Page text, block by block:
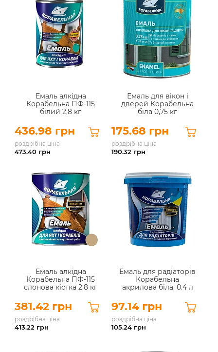
Емаль алкідна
Корабельна ПФ-115
білий 2,8 кг
436.98 грн
роздрібна ціна
473.40 грн
Емаль для вікон і
дверей Корабельна
біла 0,75 кг
175.68 грн
роздрібна ціна
190.32 грн
Емаль алкідна
Корабельна ПФ-115
слонова кістка 2,8 кг
381.42 грн
роздрібна ціна
413.22 грн
Емаль для радіаторів
Корабельна
акрилова біла, 0.4 л
97.14 грн
роздрібна ціна
105.24 грн